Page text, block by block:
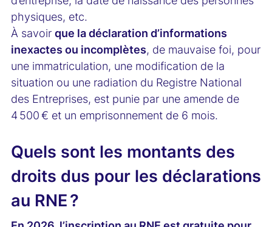
physiques, etc.
À savoir que la déclaration d’informations
inexactes ou incomplètes, de mauvaise foi, pour
une immatriculation, une modification de la
situation ou une radiation du Registre National
des Entreprises, est punie par une amende de
4 500 € et un emprisonnement de 6 mois.
Quels sont les montants des
droits dus pour les déclarations
au RNE ?